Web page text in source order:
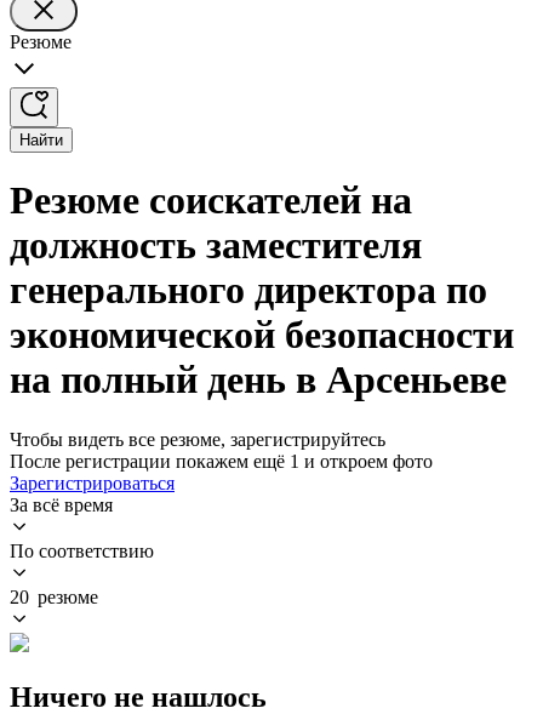
Резюме
Найти
Резюме соискателей на
должность заместителя
генерального директора по
экономической безопасности
на полный день в Арсеньеве
Чтобы видеть все резюме, зарегистрируйтесь
После регистрации покажем ещё 1 и откроем фото
Зарегистрироваться
За всё время
По соответствию
20 резюме
Ничего не нашлось